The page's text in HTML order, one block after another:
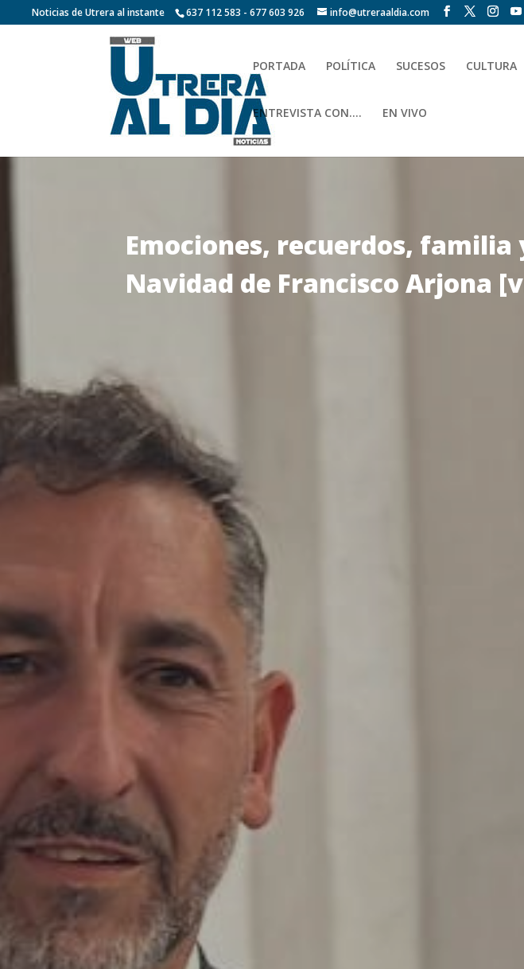
Noticias de Utrera al instante 637 112 583 - 677 603 926 info@utreraaldia.com
PORTADA POLÍTICA SUCESOS CULTURA
ENTREVISTA CON…. EN VIVO
Emociones, recuerdos,
Navidad de Francisco Arjona